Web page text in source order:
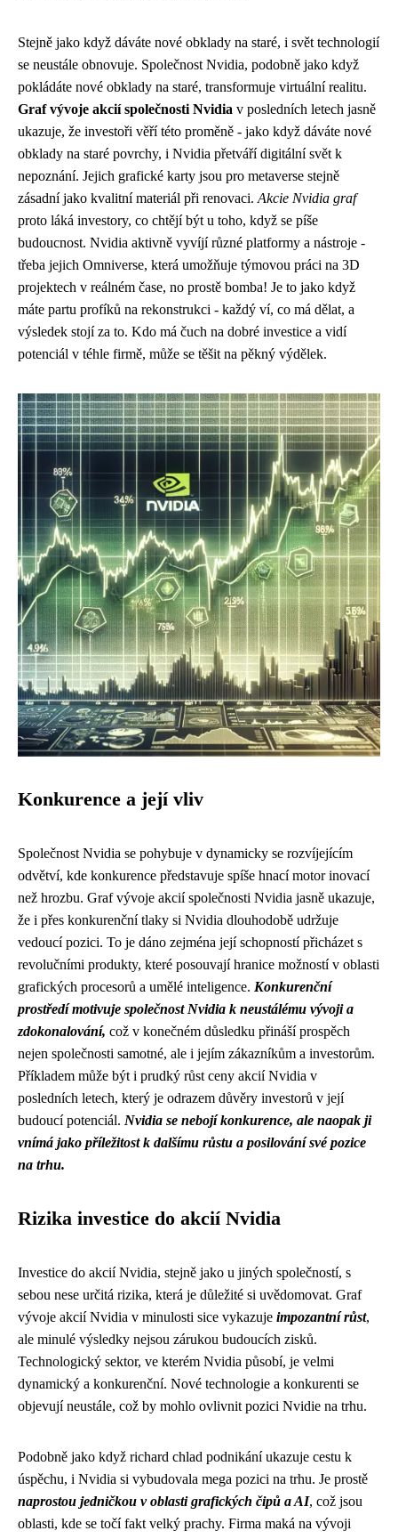
Stejně jako když dáváte nové obklady na staré, i svět technologií
se neustále obnovuje. Společnost Nvidia, podobně jako když
pokládáte nové obklady na staré, transformuje virtuální realitu.
Graf vývoje akcií společnosti Nvidia v posledních letech jasně
ukazuje, že investoři věří této proměně - jako když dáváte nové
obklady na staré povrchy, i Nvidia přetváří digitální svět k
nepoznání. Jejich grafické karty jsou pro metaverse stejně
zásadní jako kvalitní materiál při renovaci. Akcie Nvidia graf
proto láká investory, co chtějí být u toho, když se píše
budoucnost. Nvidia aktivně vyvíjí různé platformy a nástroje -
třeba jejich Omniverse, která umožňuje týmovou práci na 3D
projektech v reálném čase, no prostě bomba! Je to jako když
máte partu profíků na rekonstrukci - každý ví, co má dělat, a
výsledek stojí za to. Kdo má čuch na dobré investice a vidí
potenciál v téhle firmě, může se těšit na pěkný výdělek.
Konkurence a její vliv
Společnost Nvidia se pohybuje v dynamicky se rozvíjejícím
odvětví, kde konkurence představuje spíše hnací motor inovací
než hrozbu. Graf vývoje akcií společnosti Nvidia jasně ukazuje,
že i přes konkurenční tlaky si Nvidia dlouhodobě udržuje
vedoucí pozici. To je dáno zejména její schopností přicházet s
revolučními produkty, které posouvají hranice možností v oblasti
grafických procesorů a umělé inteligence. Konkurenční
prostředí motivuje společnost Nvidia k neustálému vývoji a
zdokonalování, což v konečném důsledku přináší prospěch
nejen společnosti samotné, ale i jejím zákazníkům a investorům.
Příkladem může být i prudký růst ceny akcií Nvidia v
posledních letech, který je odrazem důvěry investorů v její
budoucí potenciál. Nvidia se nebojí konkurence, ale naopak ji
vnímá jako příležitost k dalšímu růstu a posilování své pozice
na trhu.
Rizika investice do akcií Nvidia
Investice do akcií Nvidia, stejně jako u jiných společností, s
sebou nese určitá rizika, která je důležité si uvědomovat. Graf
vývoje akcií Nvidia v minulosti sice vykazuje impozantní růst,
ale minulé výsledky nejsou zárukou budoucích zisků.
Technologický sektor, ve kterém Nvidia působí, je velmi
dynamický a konkurenční. Nové technologie a konkurenti se
objevují neustále, což by mohlo ovlivnit pozici Nvidie na trhu.
Podobně jako když richard chlad podnikáníukazuje cestu k
úspěchu, i Nvidia si vybudovala mega pozici na trhu. Je prostě
naprostou jedničkou v oblasti grafických čipů a AI, což jsou
oblasti, kde se točí fakt velký prachy. Firma maká na vývoji